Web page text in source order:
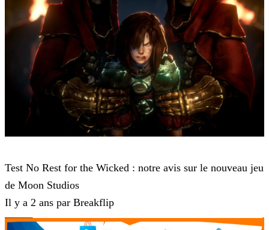
Test No Rest for the Wicked : notre avis sur le nouveau jeu
de Moon Studios
Il y a 2 ans par Breakflip